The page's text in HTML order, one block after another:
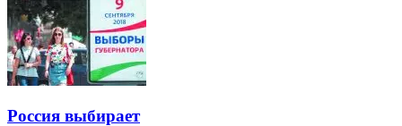
Россия выбирает